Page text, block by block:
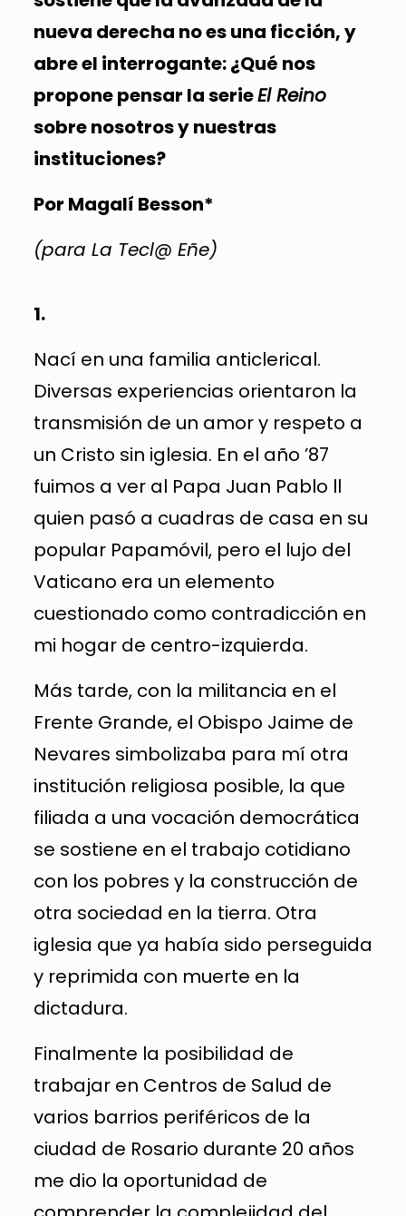
nueva derecha no es una ficción, y
abre el interrogante: ¿Qué nos
propone pensar la serieEl Reino
sobre nosotros y nuestras
instituciones?
Por Magalí Besson*
(para La Tecl@ Eñe)
1.
Nací en una familia anticlerical.
Diversas experiencias orientaron la
transmisión de un amor y respeto a
un Cristo sin iglesia. En el año ’87
fuimos a ver al Papa Juan Pablo ll
quien pasó a cuadras de casa en su
popular Papamóvil, pero el lujo del
Vaticano era un elemento
cuestionado como contradicción en
mi hogar de centro-izquierda.
Más tarde, con la militancia en el
Frente Grande, el Obispo Jaime de
Nevares simbolizaba para mí otra
institución religiosa posible, la que
filiada a una vocación democrática
se sostiene en el trabajo cotidiano
con los pobres y la construcción de
otra sociedad en la tierra. Otra
iglesia que ya había sido perseguida
y reprimida con muerte en la
dictadura.
Finalmente la posibilidad de
trabajar en Centros de Salud de
varios barrios periféricos de la
ciudad de Rosario durante 20 años
me dio la oportunidad de